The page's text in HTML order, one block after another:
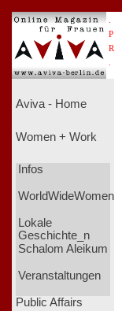
P
R
Aviva - Home
Women + Work
Infos
WorldWideWomen
Lokale
Geschichte_n
Schalom Aleikum
Veranstaltungen
Public Affairs